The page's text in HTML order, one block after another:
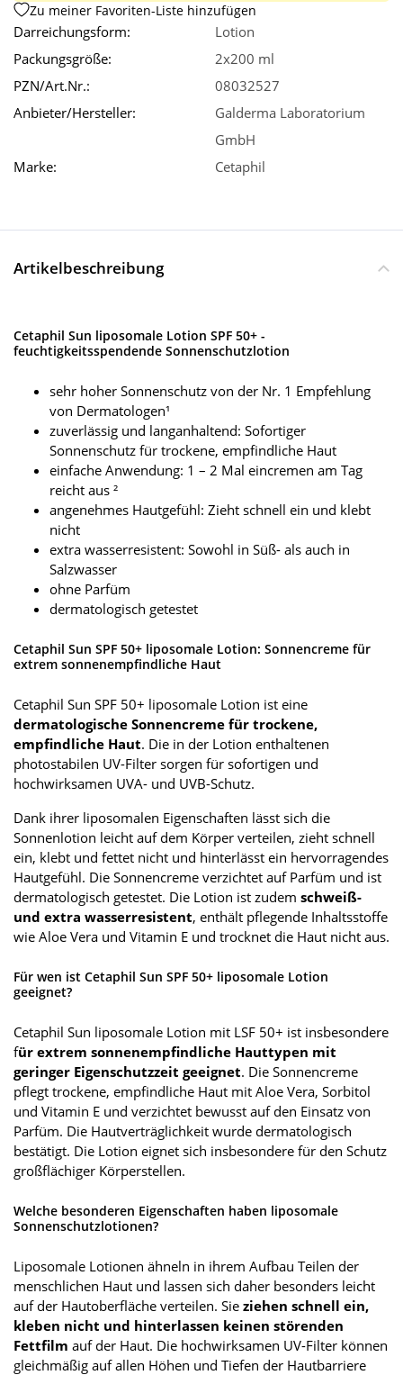
Zu meiner Favoriten-Liste hinzufügen
Darreichungsform:
Lotion
Packungsgröße:
2x200 ml
PZN/Art.Nr.:
08032527
Anbieter/Hersteller:
Galderma Laboratorium
GmbH
Marke:
Cetaphil
Artikelbeschreibung
Cetaphil Sun liposomale Lotion SPF 50+ -
feuchtigkeitsspendende Sonnenschutzlotion
sehr hoher Sonnenschutz von der Nr. 1 Empfehlung
von Dermatologen¹
zuverlässig und langanhaltend: Sofortiger
Sonnenschutz für trockene, empfindliche Haut
einfache Anwendung: 1 – 2 Mal eincremen am Tag
reicht aus ²
angenehmes Hautgefühl: Zieht schnell ein und klebt
nicht
extra wasserresistent: Sowohl in Süß- als auch in
Salzwasser
ohne Parfüm
dermatologisch getestet
Cetaphil Sun SPF 50+ liposomale Lotion: Sonnencreme für
extrem sonnenempfindliche Haut
Cetaphil Sun SPF 50+ liposomale Lotion ist eine
dermatologische Sonnencreme für trockene,
empfindliche Haut. Die in der Lotion enthaltenen
photostabilen UV-Filter sorgen für sofortigen und
hochwirksamen UVA- und UVB-Schutz.
Dank ihrer liposomalen Eigenschaften lässt sich die
Sonnenlotion leicht auf dem Körper verteilen, zieht schnell
ein, klebt und fettet nicht und hinterlässt ein hervorragendes
Hautgefühl. Die Sonnencreme verzichtet auf Parfüm und ist
dermatologisch getestet. Die Lotion ist zudem schweiß-
und extra wasserresistent, enthält pflegende Inhaltsstoffe
wie Aloe Vera und Vitamin E und trocknet die Haut nicht aus.
Für wen ist Cetaphil Sun SPF 50+ liposomale Lotion
geeignet?
Cetaphil Sun liposomale Lotion mit LSF 50+ ist insbesondere
für extrem sonnenempfindliche Hauttypen mit
geringer Eigenschutzzeit geeignet. Die Sonnencreme
pflegt trockene, empfindliche Haut mit Aloe Vera, Sorbitol
und Vitamin E und verzichtet bewusst auf den Einsatz von
Parfüm. Die Hautverträglichkeit wurde dermatologisch
bestätigt. Die Lotion eignet sich insbesondere für den Schutz
großflächiger Körperstellen.
Welche besonderen Eigenschaften haben liposomale
Sonnenschutzlotionen?
Liposomale Lotionen ähneln in ihrem Aufbau Teilen der
menschlichen Haut und lassen sich daher besonders leicht
auf der Hautoberfläche verteilen. Sie ziehen schnell ein,
kleben nicht und hinterlassen keinen störenden
Fettfilm auf der Haut. Die hochwirksamen UV-Filter können
gleichmäßig auf allen Höhen und Tiefen der Hautbarriere